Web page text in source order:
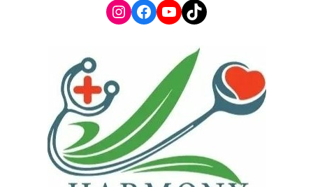
Instagram
Facebook
YouTube
TikTok